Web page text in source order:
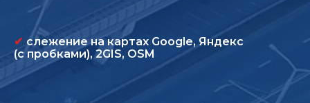
✔ слежение на картах Google, Яндекс
(с пробками), 2GIS, OSM